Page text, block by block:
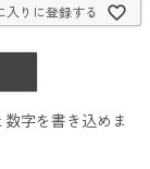
入りに登録する
字を書き込めま